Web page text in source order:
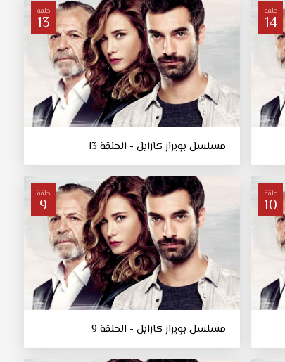
حلقة
14
حلقة
13
مسلسل بويراز كارايل - الحلقة 13
حلقة
10
حلقة
9
مسلسل بويراز كارايل - الحلقة 9